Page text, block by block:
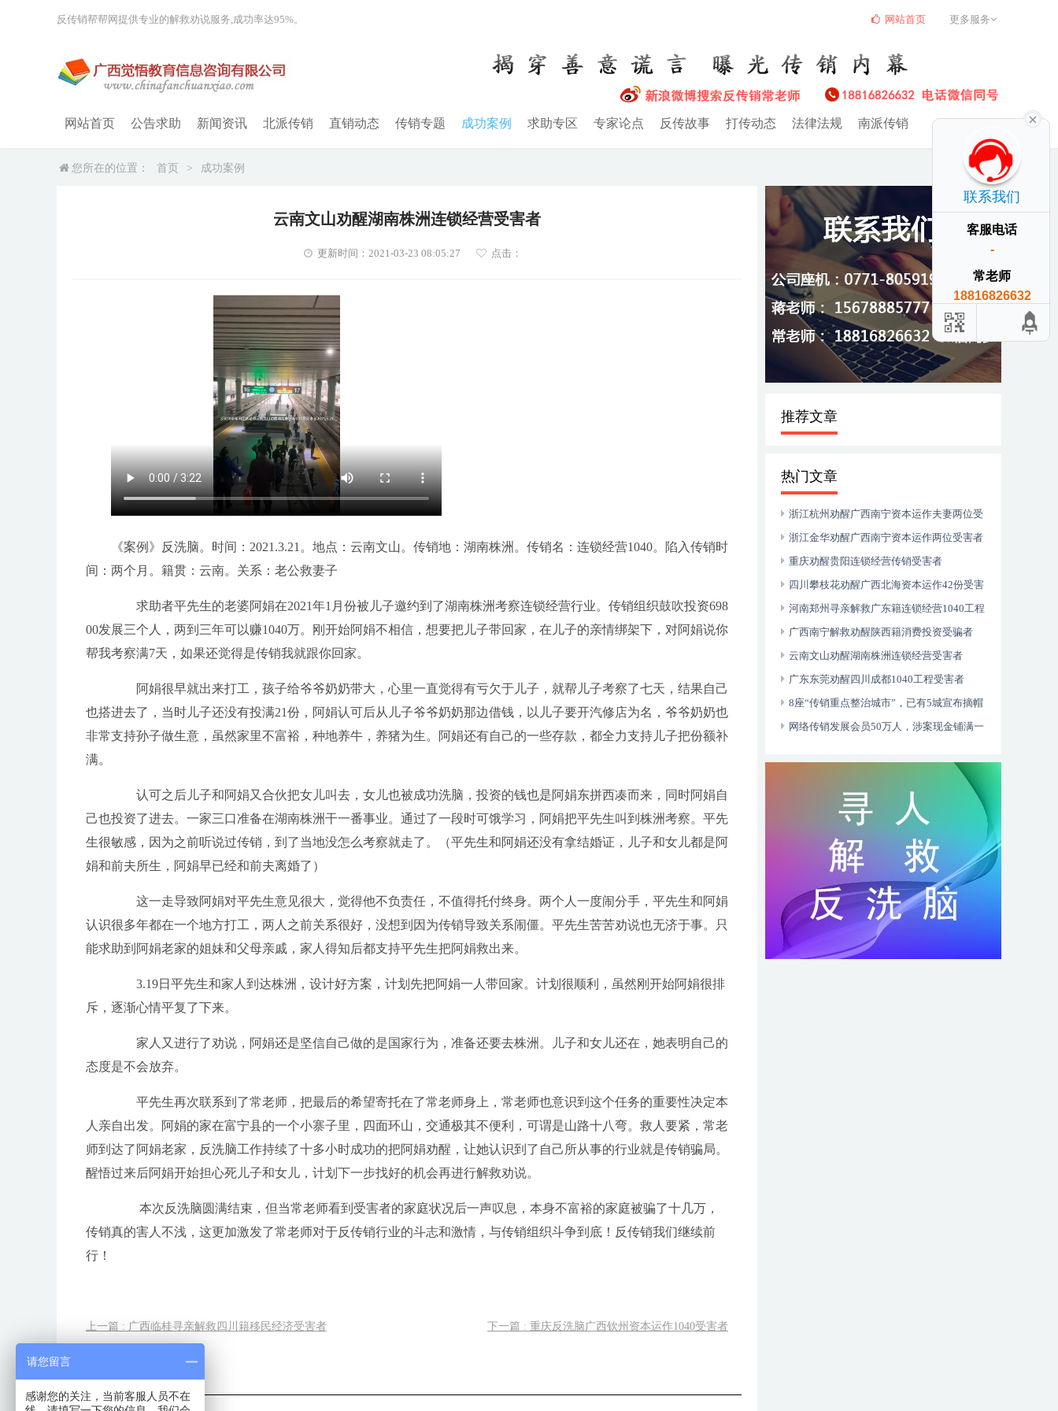
网站首页 公告求助 新闻资讯 北派传销 直销动态 传销专题 成功案例 求助专区 专家论点 反传故事 打传动态 法律法规 南派传销
网站首页 更多服务
反传销帮帮网提供专业的解救劝说服务,成功率达95%。
您所在的位置： 首页 > 成功案例
云南文山劝醒湖南株洲连锁经营受害者
更新时间：2021-03-23 08:05:27 点击：
《案例》反洗脑。时间：2021.3.21。地点：云南文山。传销地：湖南株洲。传销名：连锁经营1040。陷入传销时
间：两个月。籍贯：云南。关系：老公救妻子
求助者平先生的老婆阿娟在2021年1月份被儿子邀约到了湖南株洲考察连锁经营行业。传销组织鼓吹投资698
00发展三个人，两到三年可以赚1040万。刚开始阿娟不相信，想要把儿子带回家，在儿子的亲情绑架下，对阿娟说你
帮我考察满7天，如果还觉得是传销我就跟你回家。
阿娟很早就出来打工，孩子给爷爷奶奶带大，心里一直觉得有亏欠于儿子，就帮儿子考察了七天，结果自己
也搭进去了，当时儿子还没有投满21份，阿娟认可后从儿子爷爷奶奶那边借钱，以儿子要开汽修店为名，爷爷奶奶也
非常支持孙子做生意，虽然家里不富裕，种地养牛，养猪为生。阿娟还有自己的一些存款，都全力支持儿子把份额补
满。
认可之后儿子和阿娟又合伙把女儿叫去，女儿也被成功洗脑，投资的钱也是阿娟东拼西凑而来，同时阿娟自
己也投资了进去。一家三口准备在湖南株洲干一番事业。通过了一段时可饿学习，阿娟把平先生叫到株洲考察。平先
生很敏感，因为之前听说过传销，到了当地没怎么考察就走了。（平先生和阿娟还没有拿结婚证，儿子和女儿都是阿
娟和前夫所生，阿娟早已经和前夫离婚了）
这一走导致阿娟对平先生意见很大，觉得他不负责任，不值得托付终身。两个人一度闹分手，平先生和阿娟
认识很多年都在一个地方打工，两人之前关系很好，没想到因为传销导致关系闹僵。平先生苦苦劝说也无济于事。只
能求助到阿娟老家的姐妹和父母亲戚，家人得知后都支持平先生把阿娟救出来。
3.19日平先生和家人到达株洲，设计好方案，计划先把阿娟一人带回家。计划很顺利，虽然刚开始阿娟很排
斥，逐渐心情平复了下来。
家人又进行了劝说，阿娟还是坚信自己做的是国家行为，准备还要去株洲。儿子和女儿还在，她表明自己的
态度是不会放弃。
平先生再次联系到了常老师，把最后的希望寄托在了常老师身上，常老师也意识到这个任务的重要性决定本
人亲自出发。阿娟的家在富宁县的一个小寨子里，四面环山，交通极其不便利，可谓是山路十八弯。救人要紧，常老
师到达了阿娟老家，反洗脑工作持续了十多小时成功的把阿娟劝醒，让她认识到了自己所从事的行业就是传销骗局。
醒悟过来后阿娟开始担心死儿子和女儿，计划下一步找好的机会再进行解救劝说。
本次反洗脑圆满结束，但当常老师看到受害者的家庭状况后一声叹息，本身不富裕的家庭被骗了十几万，
传销真的害人不浅，这更加激发了常老师对于反传销行业的斗志和激情，与传销组织斗争到底！反传销我们继续前
行！
上一篇 : 广西临桂寻亲解救四川籍移民经济受害者 下一篇 : 重庆反洗脑广西钦州资本运作1040受害者
相关阅读
推荐文章
热门文章
浙江杭州劝醒广西南宁资本运作夫妻两位受
害者
浙江金华劝醒广西南宁资本运作两位受害者
重庆劝醒贵阳连锁经营传销受害者
四川攀枝花劝醒广西北海资本运作42份受害
者河南郑州寻亲解救广东籍连锁经营1040工程
受害者
广西南宁解救劝醒陕西籍消费投资受骗者
云南文山劝醒湖南株洲连锁经营受害者
广东东莞劝醒四川成都1040工程受害者
8座“传销重点整治城市”，已有5城宣布摘帽
网络传销发展会员50万人，涉案现金铺满一
联系我们
客服电话
-
常老师
18816826632
请您留言
感谢您的关注，当前客服人员不在